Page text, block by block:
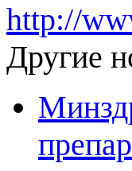
http://
Другие